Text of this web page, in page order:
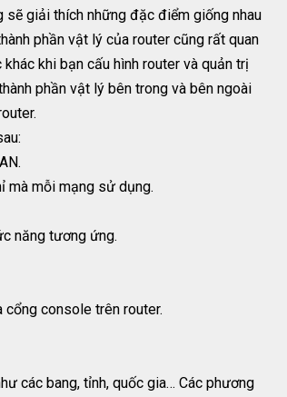
giải thích những đặc điểm giống nhau
phần vật lý của router cũng rất quan
khi bạn cấu hình router và quản trị
phần vật lý bên trong và bên ngoài
mà mỗi mạng sử dụng.
năng tương ứng.
cổng console trên router.
các bang, tỉnh, quốc gia… Các phương